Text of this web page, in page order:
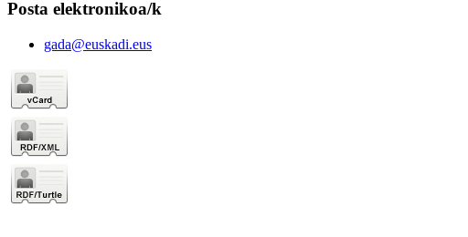
Posta elektronikoa/k
gada@euskadi.eus